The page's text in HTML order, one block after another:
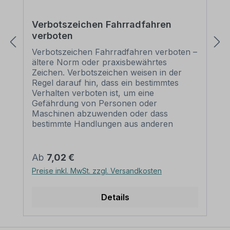
Verbotszeichen Fahrradfahren
verboten
Verbotszeichen Fahrradfahren verboten –
ältere Norm oder praxisbewährtes
Zeichen. Verbotszeichen weisen in der
Regel darauf hin, dass ein bestimmtes
Verhalten verboten ist, um eine
Gefährdung von Personen oder
Maschinen abzuwenden oder dass
bestimmte Handlungen aus anderen
verboten: Ausführung: Grundfarbe weiß,
Rand und Querbalken rot, Symbol
schwarz Norm: älter oder praxisbewährt
Aluminium 2 mm Abmessungen: (nicht in
Erkennungsweite bis 4 m Ø 200 mm –
Erkennungsweite bis 8 m Ø 300 mm –
Regulärer Preis:
Ab 7,02 €
Preise inkl. MwSt. zzgl. Versandkosten
Details